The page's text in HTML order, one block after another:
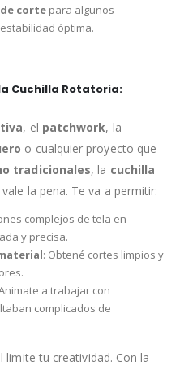
cortepara algunos
óptima.
Cuchilla Rotatoria:
, el patchwork, la
o cualquier proyecto que
tradicionales, la cuchilla
la pena. Te va a permitir:
complejos de tela en
y precisa.
: Obtené cortes limpios y
a trabajar con
complicados de
tu creatividad. Con la